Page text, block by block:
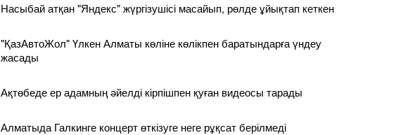
Насыбай атқан "Яндекс" жүргізушісі масайып, рөлде ұйықтап кеткен
"ҚазАвтоЖол" Үлкен Алматы көліне көлікпен баратындарға үндеу
жасады
Ақтөбеде ер адамның әйелді кірпішпен қуған видеосы тарады
Алматыда Галкинге концерт өткізуге неге рұқсат берілмеді